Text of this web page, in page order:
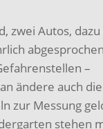
zwei Autos,
–
ändere auch
zur Messung
stehen